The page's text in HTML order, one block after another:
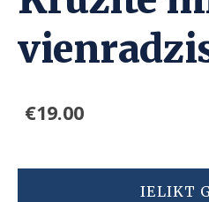
€19.00
IELIKT